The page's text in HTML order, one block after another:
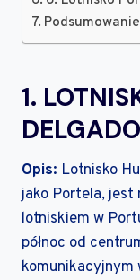
Podsumowanie
1.
Opis: Lotnisko
jako Portela, jest
lotniskiem w
północ od
komunikacyjnym